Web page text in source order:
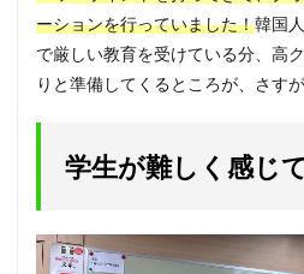
ーションを行っていました！韓国
で厳しい教育を受けている分、高
りと準備してくるところが、さす
学生が難しく感じ